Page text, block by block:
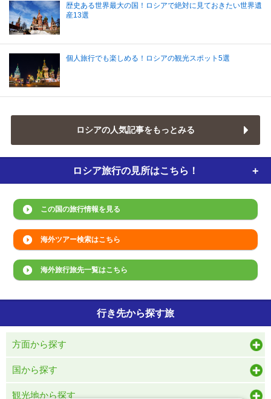
歴史ある世界最大の国！ロシアで絶対に見ておきたい世界遺
産13選
個人旅行でも楽しめる！ロシアの観光スポット5選
ロシアの人気記事をもっとみる
ロシア旅行の見所はこちら！
この国の旅行情報を見る
海外ツアー検索はこちら
海外旅行旅先一覧はこちら
行き先から探す旅
方面から探す
国から探す
観光地から探す